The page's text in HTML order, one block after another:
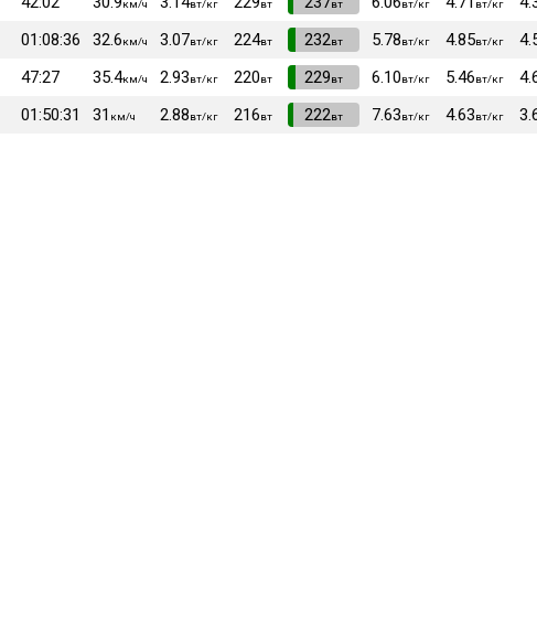
км/ч вт/кг вт вт вт/кг вт/кг
01:08:36 32.6км/ч 3.07вт/кг 224вт VI232вт 5.78вт/кг 4.85вт/кг
47:27 35.4км/ч 2.93вт/кг 220вт VI229вт 6.10вт/кг 5.46вт/кг
01:50:31 31 км/ч 2.88вт/кг 216вт VI222вт 7.63вт/кг 4.63вт/кг